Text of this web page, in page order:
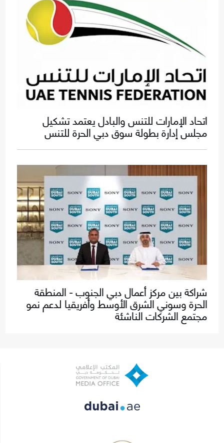
اتحاد الإمارات للتنس والبادل يعتمد تشكيل
مجلس إدارة بطولة سوق دبي الحرة للتنس
شراكة بين مركز أعمال دبي الجنوب - المنطقة
الحرة وسوني الشرق الأوسط وأفريقيا لدعم نمو
مجتمع الشركات الناشئة